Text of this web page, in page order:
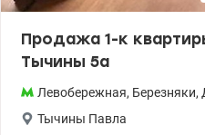
Продажа 1-к
Тычины 5а
Левобережная, Березняки,
Тычины Павла